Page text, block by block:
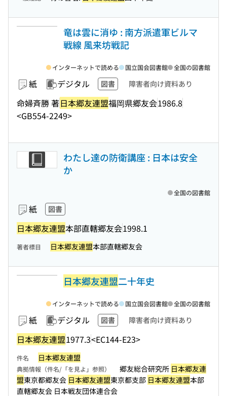
竜は雲に消ゆ : 南方派遣軍ビルマ
戦線 風来坊戦記
紙 デジタル 図書 障害者向け資料あり
命婦斉勝 著日本郷友連盟福岡県郷友会1986.8
<GB554-2249>
インターネットで読める 国立国会図書館 全国の図書館
わたし達の防衛講座 : 日本は安全
か
紙 図書
日本郷友連盟本部直轄郷友会1998.1
全国の図書館
著者標目 日本郷友連盟本部直轄郷友会
日本郷友連盟二十年史
紙 デジタル 図書 障害者向け資料あり
日本郷友連盟1977.3<EC144-E23>
インターネットで読める 国立国会図書館 全国の図書館
件名 日本郷友連盟
典拠情報（件名/「を見よ」参照） 郷友総合研究所 日本郷友連
盟東京都郷友会 日本郷友連盟東京都支部 日本郷友連盟本部
直轄郷友会 日本戦友団体連合会